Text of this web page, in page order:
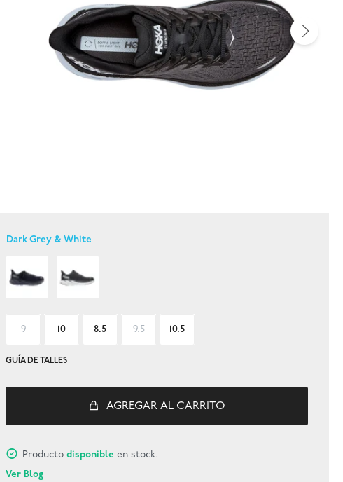
Dark Grey & White
9 10 8.5 9.5 10.5
GUÍA DE TALLES
AGREGAR AL CARRITO
Productodisponible en stock.
Ver Blog